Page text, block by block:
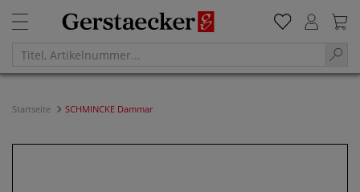
Startseite SCHMINCKE Dammar